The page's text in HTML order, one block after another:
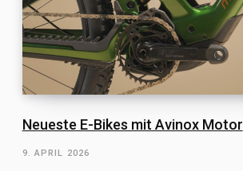
Neueste E-Bikes mit Avinox Motor
9. APRIL 2026